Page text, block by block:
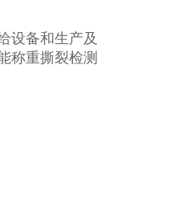
设备和生产及
称重撕裂检测